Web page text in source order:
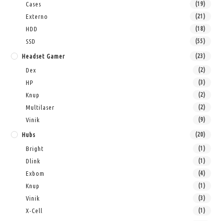
Cases (19)
Externo (21)
HDD (18)
SSD (55)
Headset Gamer (23)
Dex (2)
HP (3)
Knup (2)
Multilaser (2)
Vinik (9)
Hubs (20)
Bright (1)
Dlink (1)
Exbom (4)
Knup (1)
Vinik (3)
X-Cell (1)